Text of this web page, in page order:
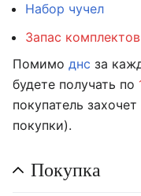
Набор чучел
Запас
Помимо днс за
будете получать по
покупатель
покупки).
Покупка